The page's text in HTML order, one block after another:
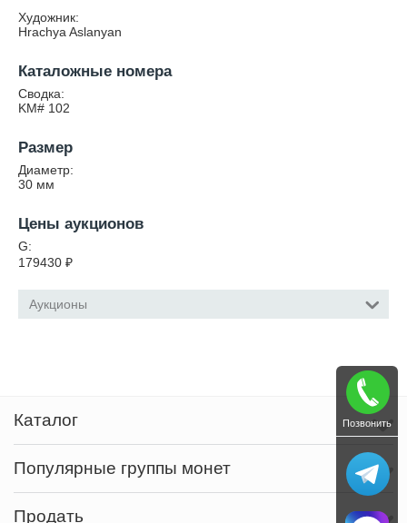
Художник:
Hrachya Aslanyan
Каталожные номера
Сводка:
KM# 102
Размер
Диаметр:
30 мм
Цены аукционов
G:
179430 ₽
Аукционы
Каталог
Популярные группы монет
Продать
Позвонить